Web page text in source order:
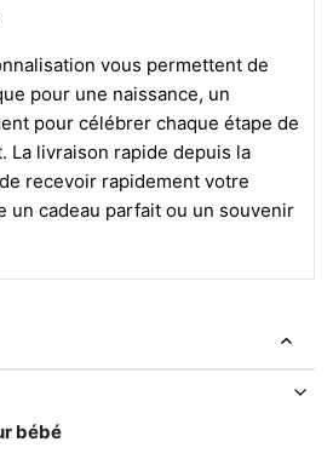
vous permettent de
pour une naissance, un
pour célébrer chaque étape de
La livraison rapide depuis la
recevoir rapidement votre
un cadeau parfait ou un souvenir
bébé